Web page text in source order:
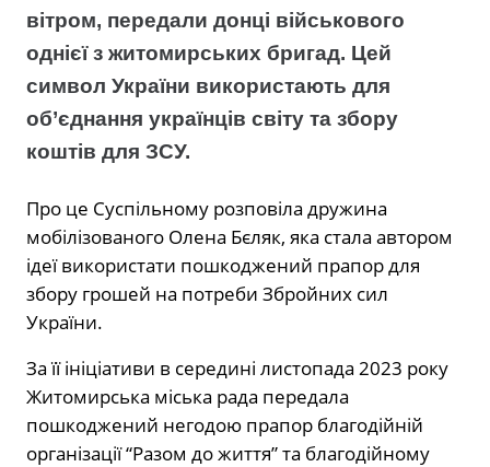
вітром, передали донці військового
однієї з житомирських бригад. Цей
символ України використають для
об’єднання українців світу та збору
коштів для ЗСУ.
Про це Суспільному розповіла дружина
мобілізованого Олена Бєляк, яка стала автором
ідеї використати пошкоджений прапор для
збору грошей на потреби Збройних сил
України.
За її ініціативи в середині листопада 2023 року
Житомирська міська рада передала
пошкоджений негодою прапор благодійній
організації “Разом до життя” та благодійному